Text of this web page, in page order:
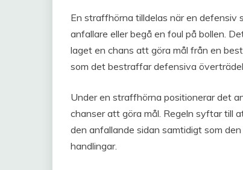
En straffhörna tilldelas när en defensiv
anfallare eller begå en foul på bollen.
laget en chans att göra mål från en
som det bestraffar defensiva
Under en straffhörna positionerar det
chanser att göra mål. Regeln syftar till
den anfallande sidan samtidigt som
handlingar.